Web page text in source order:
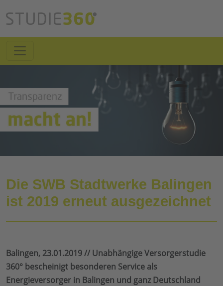
Die SWB Stadtwerke Balingen
ist 2019 erneut ausgezeichnet
Balingen, 23.01.2019 // Unabhängige Versorgerstudie
360° bescheinigt besonderen Service als
Energieversorger in Balingen und ganz Deutschland